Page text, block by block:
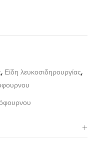
, Είδη λευκοσιδηρουργίας,